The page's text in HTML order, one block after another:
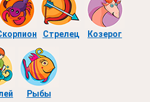
Стрелец Козерог
Рыбы